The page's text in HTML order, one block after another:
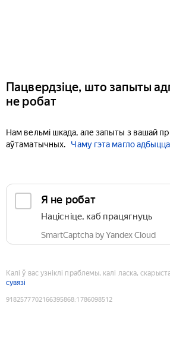
Пацвердзіце, што запыты
не робат
Нам вельмі шкада, але запыты з вашай
аўтаматычных.
Чаму гэта магло
Я не робат
Націсніце, каб працягнуць
SmartCaptcha by Yandex Cloud
Калі ў вас узніклі праблемы, калі ласка,
сувязі
9182577702166395868:1786098512